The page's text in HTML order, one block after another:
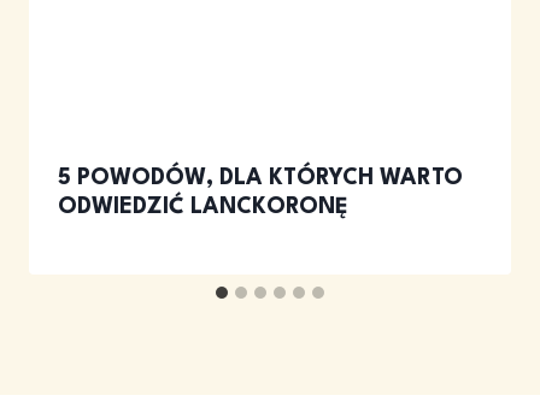
5 POWODÓW, DLA KTÓRYCH WARTO
ODWIEDZIĆ LANCKORONĘ